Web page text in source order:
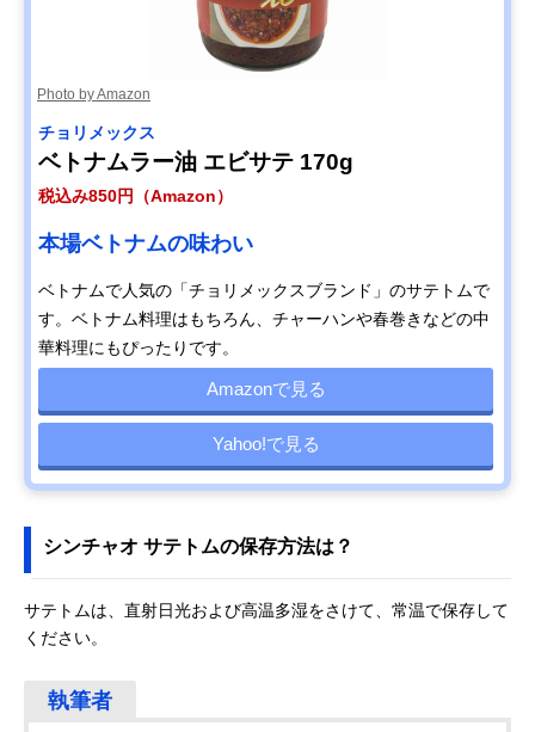
Photo by Amazon
チョリメックス
ベトナムラー油 エビサテ 170g
税込み850円（Amazon）
本場ベトナムの味わい
ベトナムで人気の「チョリメックスブランド」のサテトムで
す。ベトナム料理はもちろん、チャーハンや春巻きなどの中
華料理にもぴったりです。
Amazonで見る
Yahoo!で見る
シンチャオ サテトムの保存方法は？
サテトムは、直射日光および高温多湿をさけて、常温で保存して
ください。